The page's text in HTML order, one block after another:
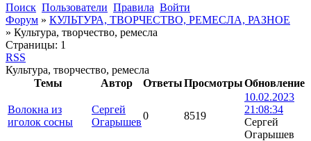
Поиск Пользователи Правила Войти
Форум » КУЛЬТУРА, ТВОРЧЕСТВО, РЕМЕСЛА, РАЗНОЕ
» Культура, творчество, ремесла
Страницы: 1
RSS
Культура, творчество, ремесла
Темы
Автор ОтветыПросмотрыОбновление
Волокна из
иголок сосны
Сергей
Огарышев
0 8519
10.02.2023
21:08:34
Сергей
Огарышев